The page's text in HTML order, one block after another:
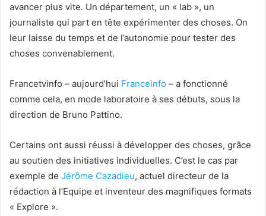
avancer plus vite. Un département, un « lab », un
journaliste qui part en tête expérimenter des choses. On
leur laisse du temps et de l’autonomie pour tester des
choses convenablement.
Francetvinfo – aujourd’hui Franceinfo – a fonctionné
comme cela, en mode laboratoire à ses débuts, sous la
direction de Bruno Pattino.
Certains ont aussi réussi à développer des choses, grâce
au soutien des initiatives individuelles. C’est le cas par
exemple de Jérôme Cazadieu, actuel directeur de la
rédaction à l’Equipe et inventeur des magnifiques formats
« Explore ».